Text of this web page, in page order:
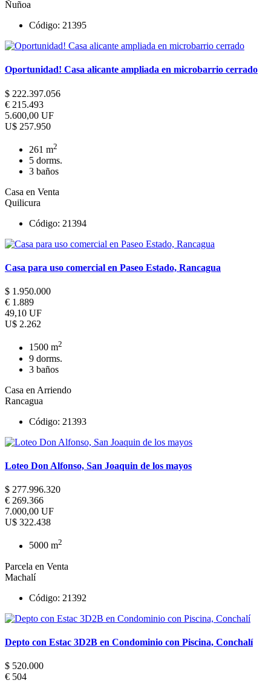
Ñuñoa
Código: 21395
Oportunidad! Casa alicante ampliada en microbarrio cerrado
$ 222.397.056
€ 215.493
5.600,00 UF
U$ 257.950
261 m2
5 dorms.
3 baños
Casa en Venta
Quilicura
Código: 21394
Casa para uso comercial en Paseo Estado, Rancagua
$ 1.950.000
€ 1.889
49,10 UF
U$ 2.262
1500 m2
9 dorms.
3 baños
Casa en Arriendo
Rancagua
Código: 21393
Loteo Don Alfonso, San Joaquin de los mayos
$ 277.996.320
€ 269.366
7.000,00 UF
U$ 322.438
5000 m2
Parcela en Venta
Machalí
Código: 21392
Depto con Estac 3D2B en Condominio con Piscina, Conchalí
$ 520.000
€ 504